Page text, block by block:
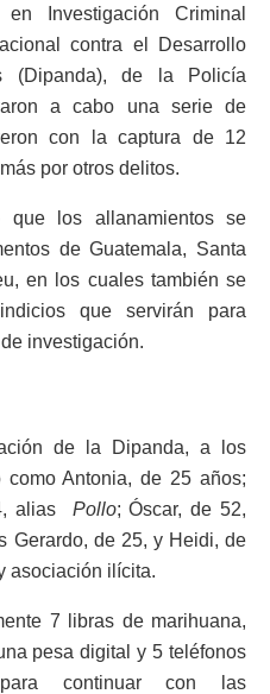
Investigación Criminal
contra el Desarrollo
(Dipanda), de la Policía
a cabo una serie de
con la captura de 12
por otros delitos.
que los allanamientos se
de Guatemala, Santa
en los cuales también se
que servirán para
investigación.
de la Dipanda, a los
Antonia, de 25 años;
alias Pollo; Óscar, de 52,
Gerardo, de 25, y Heidi, de
asociación ilícita.
7 libras de marihuana,
pesa digital y 5 teléfonos
continuar con las